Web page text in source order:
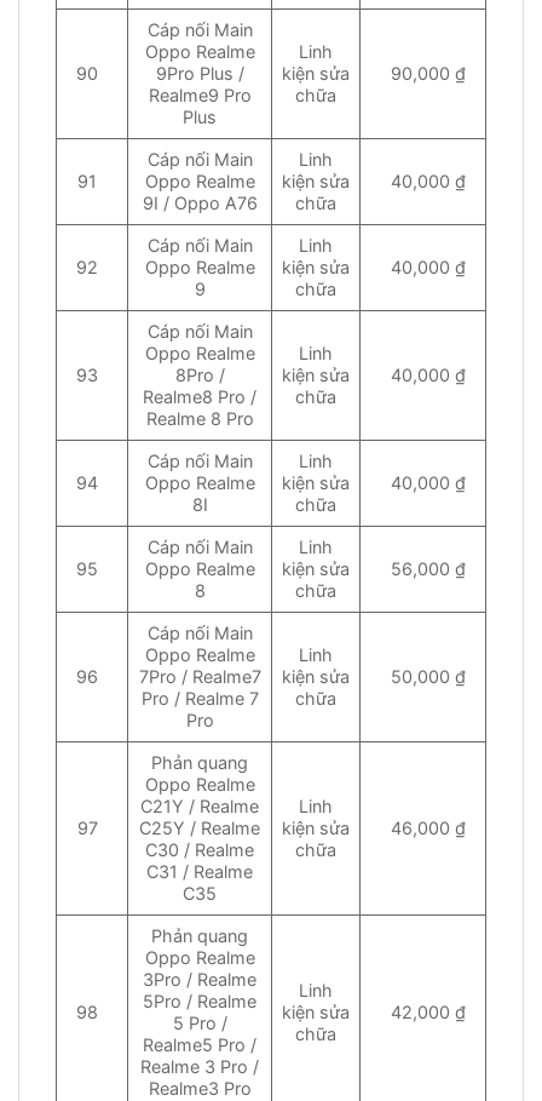
90
Cáp nối Main
Oppo Realme
9Pro Plus /
Realme9 Pro
Plus
Linh
kiện sửa
chữa
90,000 ₫
91
Cáp nối Main
Oppo Realme
9I / Oppo A76
Linh
kiện sửa
chữa
40,000 ₫
92
Cáp nối Main
Oppo Realme
9
Linh
kiện sửa
chữa
40,000 ₫
93
Cáp nối Main
Oppo Realme
8Pro /
Realme8 Pro /
Realme 8 Pro
Linh
kiện sửa
chữa
40,000 ₫
94
Cáp nối Main
Oppo Realme
8I
Linh
kiện sửa
chữa
40,000 ₫
95
Cáp nối Main
Oppo Realme
8
Linh
kiện sửa
chữa
56,000 ₫
96
Cáp nối Main
Oppo Realme
7Pro / Realme7
Pro / Realme 7
Pro
Linh
kiện sửa
chữa
50,000 ₫
97
Phản quang
Oppo Realme
C21Y / Realme
C25Y / Realme
C30 / Realme
C31 / Realme
C35
Linh
kiện sửa
chữa
46,000 ₫
98
Phản quang
Oppo Realme
3Pro / Realme
5Pro / Realme
5 Pro /
Realme5 Pro /
Realme 3 Pro /
Realme3 Pro
Linh
kiện sửa
chữa
42,000 ₫